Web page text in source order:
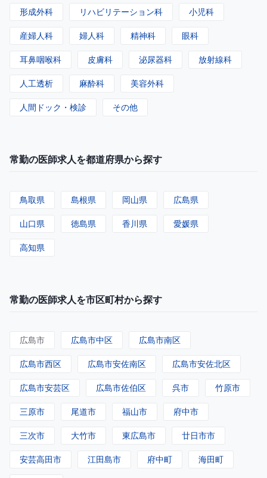
形成外科 リハビリテーション科 小児科
産婦人科 婦人科 精神科 眼科
耳鼻咽喉科 皮膚科 泌尿器科 放射線科
人工透析 麻酔科 美容外科
人間ドック・検診 その他
常勤の医師求人を都道府県から探す
鳥取県 島根県 岡山県 広島県
山口県 徳島県 香川県 愛媛県
高知県
常勤の医師求人を市区町村から探す
広島市 広島市中区 広島市南区
広島市西区 広島市安佐南区 広島市安佐北区
広島市安芸区 広島市佐伯区 呉市 竹原市
三原市 尾道市 福山市 府中市
三次市 大竹市 東広島市 廿日市市
安芸高田市 江田島市 府中町 海田町